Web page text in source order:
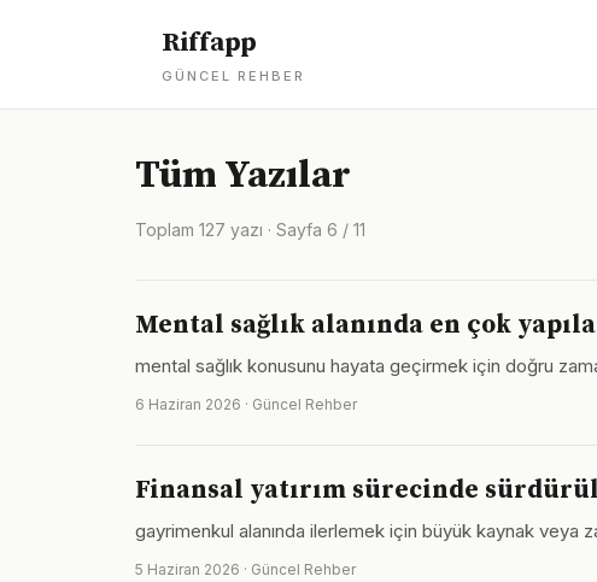
Riffapp
GÜNCEL REHBER
Tüm Yazılar
Toplam 127 yazı · Sayfa 6 / 11
Mental sağlık alanında en çok
mental sağlık konusunu hayata geçirmek için doğru
6 Haziran 2026 · Güncel Rehber
Finansal yatırım sürecinde
gayrimenkul alanında ilerlemek için büyük kaynak veya
5 Haziran 2026 · Güncel Rehber